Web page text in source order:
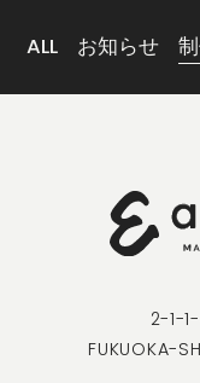
ALL お知らせ
2-1-
FUKUOKA-